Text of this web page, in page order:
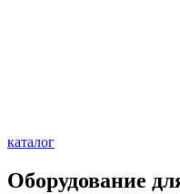
каталог
Оборудование